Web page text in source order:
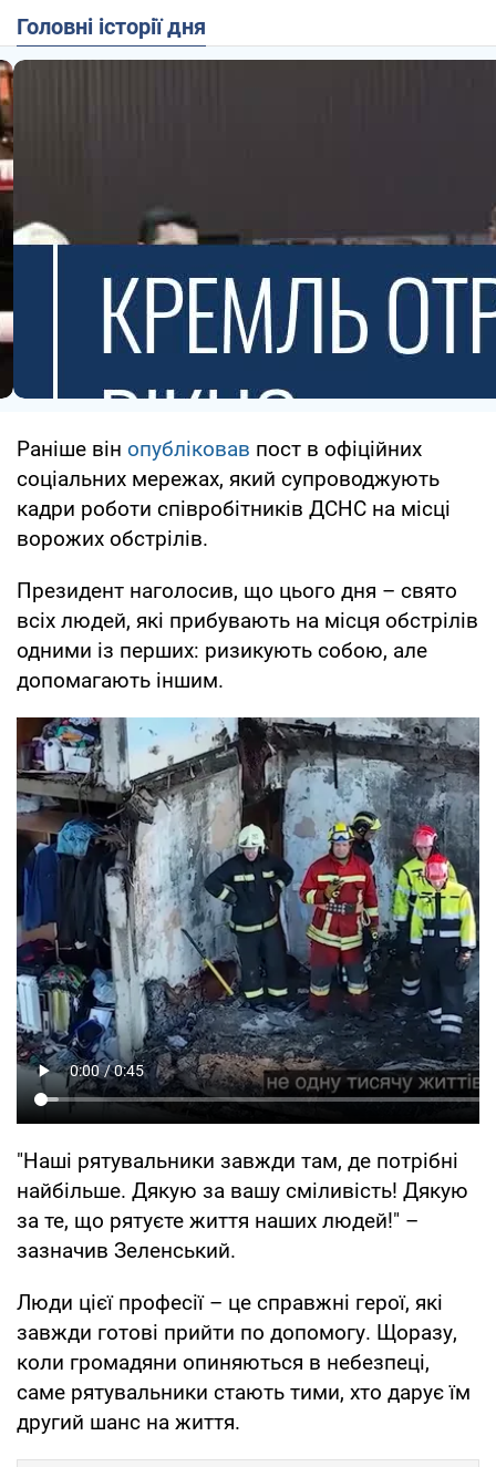
Головні історії дня
Раніше він опубліковав пост в офіційних
соціальних мережах, який супроводжують
кадри роботи співробітників ДСНС на місці
ворожих обстрілів.
Президент наголосив, що цього дня – свято
всіх людей, які прибувають на місця обстрілів
одними із перших: ризикують собою, але
допомагають іншим.
"Наші рятувальники завжди там, де потрібні
найбільше. Дякую за вашу сміливість! Дякую
за те, що рятуєте життя наших людей!" –
зазначив Зеленський.
Люди цієї професії – це справжні герої, які
завжди готові прийти по допомогу. Щоразу,
коли громадяни опиняються в небезпеці,
саме рятувальники стають тими, хто дарує їм
другий шанс на життя.